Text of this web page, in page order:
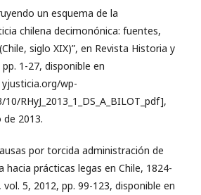
un esquema de la
chilena decimonónica: fuentes,
siglo XIX)”, en Revista Historia y
1-27, disponible en
wp-
RHyJ_2013_1_DS_A_BILOT_pdf],
2013.
causas por torcida administración de
hacia prácticas legas en Chile, 1824-
vol. 5, 2012, pp. 99-123, disponible en